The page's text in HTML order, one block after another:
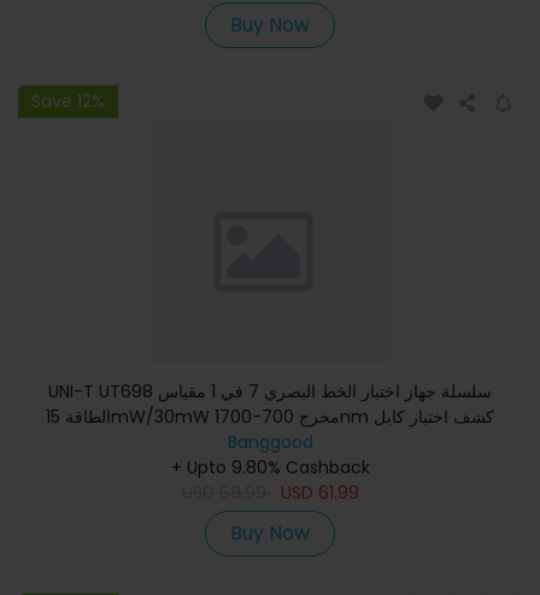
Buy Now
Save 12%
UNI-T UT698 سلسلة جهاز اختبار الخط البصري 7 في 1 مقياس
الطاقة 15mW/30mW مخرج 700-1700nm كشف اختبار كابل
الجهد NCV أداة ا
Banggood
+ Upto 9.80% Cashback
USD 61.99
Buy Now